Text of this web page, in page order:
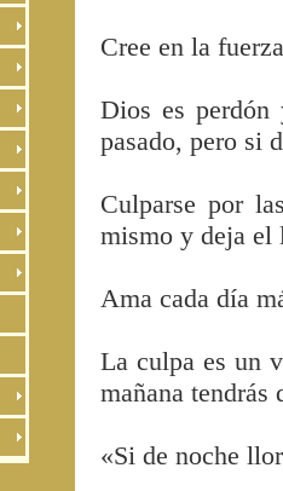
Cree en la
Dios es
pasado, pero si
Culparse por
mismo y deja el
Ama cada día
La culpa es un
mañana tendrás
«Si de noche